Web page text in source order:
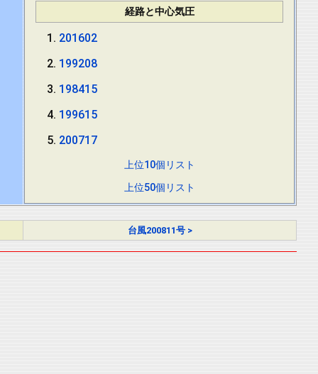
経路と中心気圧
201602
199208
198415
199615
200717
上位10個リスト
上位50個リスト
台風200811号 >